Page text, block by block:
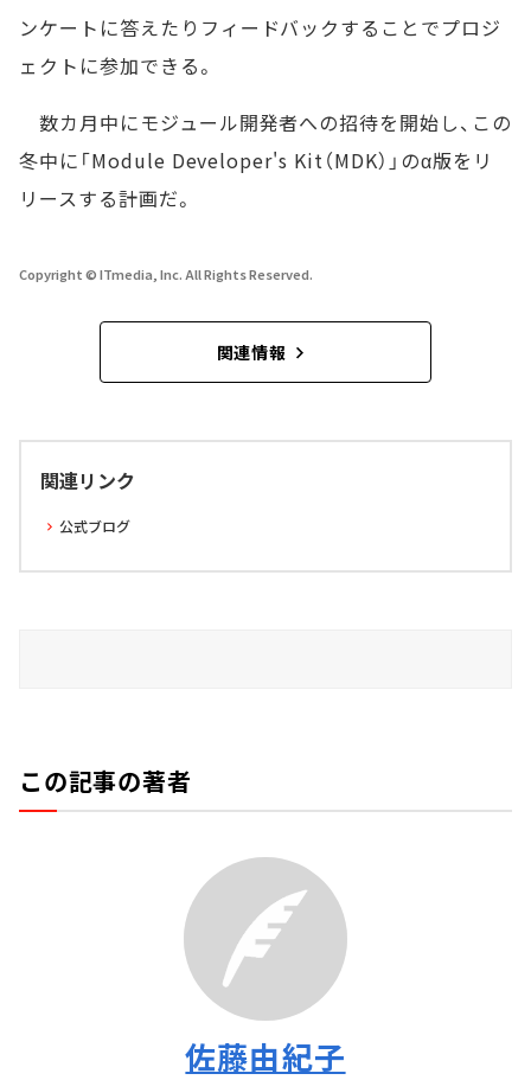
ンケートに答えたりフィードバックすることでプロジ
ェクトに参加できる。
数カ月中にモジュール開発者への招待を開始し、この
冬中に「Module Developer's Kit（MDK）」のα版をリ
リースする計画だ。
Copyright © ITmedia, Inc. All Rights Reserved.
関連情報
関連リンク
公式ブログ
この記事の著者
佐藤由紀子